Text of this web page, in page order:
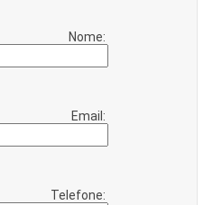
Nome:
Email:
Telefone: